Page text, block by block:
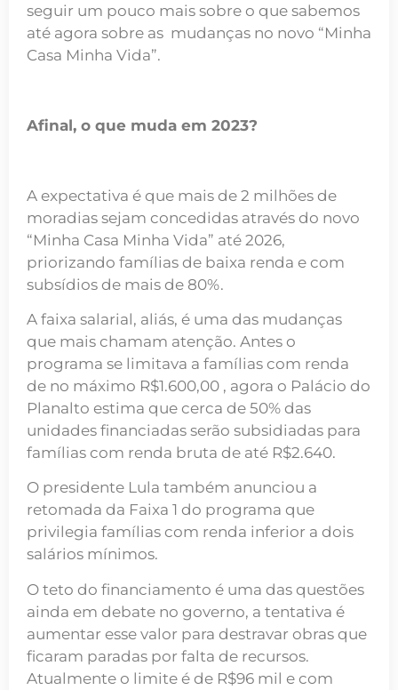
seguir um pouco mais sobre o que sabemos
até agora sobre as mudanças no novo “Minha
Casa Minha Vida”.
Afinal, o que muda em 2023?
A expectativa é que mais de 2 milhões de
moradias sejam concedidas através do novo
“Minha Casa Minha Vida” até 2026,
priorizando famílias de baixa renda e com
subsídios de mais de 80%.
A faixa salarial, aliás, é uma das mudanças
que mais chamam atenção. Antes o
programa se limitava a famílias com renda
de no máximo R$1.600,00 , agora o Palácio do
Planalto estima que cerca de 50% das
unidades financiadas serão subsidiadas para
famílias com renda bruta de até R$2.640.
O presidente Lula também anunciou a
retomada da Faixa 1 do programa que
privilegia famílias com renda inferior a dois
salários mínimos.
O teto do financiamento é uma das questões
ainda em debate no governo, a tentativa é
aumentar esse valor para destravar obras que
ficaram paradas por falta de recursos.
Atualmente o limite é de R$96 mil e com